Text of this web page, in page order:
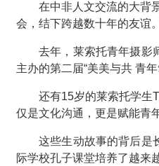
在中非人文交流的大背
会，结下跨越数十年的友谊
去年，莱索托青年摄影
主办的第二届“美美与共 青
还有15岁的莱索托学生
仅是文化沟通，更是赋能青
这些生动故事的背后是
际学校孔子课堂培养了越来